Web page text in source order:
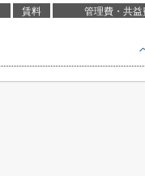
賃料 管理費・共益